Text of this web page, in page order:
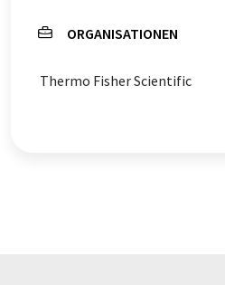
ORGANISATIONEN
Thermo Fisher Scientific